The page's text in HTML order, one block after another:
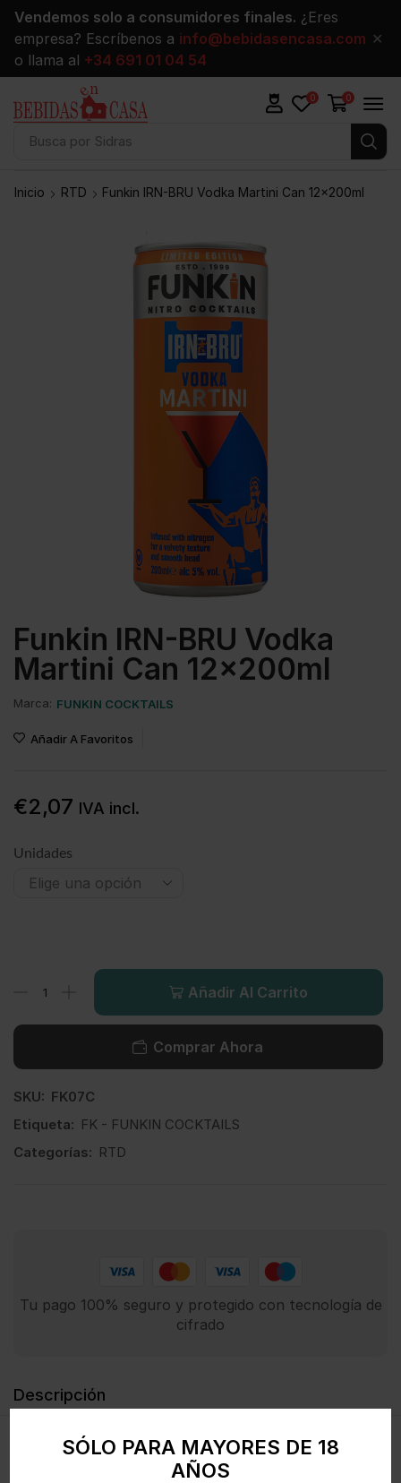
SÓLO PARA MAYORES DE 18
AÑOS
Vendemos solo a consumidores finales. ¿Eres
empresa? Escríbenos a info@bebidasencasa.com
o llama al +34 691 01 04 54
✕
Busca por Sidras
0 0
Inicio RTD Funkin IRN-BRU Vodka Martini Can 12x200ml
Funkin IRN-BRU Vodka
Martini Can 12x200ml
Marca: FUNKIN COCKTAILS
Añadir A Favoritos
€2,07 IVA incl.
Unidades
Añadir Al Carrito
Comprar Ahora
SKU: FK07C
Etiqueta: FK - FUNKIN COCKTAILS
Categorías: RTD
Tu pago 100% seguro y protegido con tecnología de
cifrado
Descripción
Cóctel vibrante y refrescante que fusiona el icónico
sabor Irn-Bru con un estilo moderno. Mejor servir